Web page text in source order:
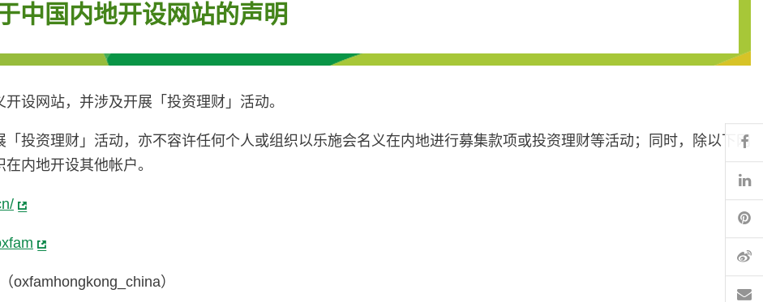
中国内地开设网站的声明
设网站，并涉及开展「投资理财」活动。
投资理财」活动，亦不容许任何个人或组织以乐施会名义在内地进行募集款项或投资理财等活动；同时，除以下网
内地开设其他帐户。
oxfamhongkong_china）